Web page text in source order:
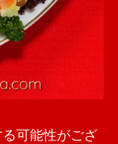
可能性がござ